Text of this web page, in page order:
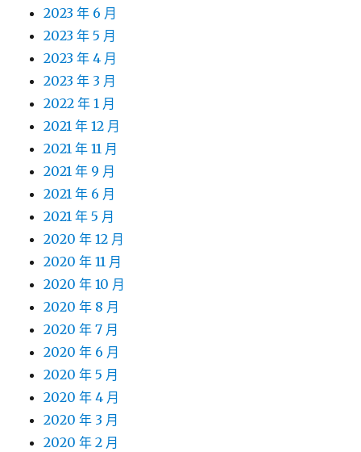
2023 年 6 月
2023 年 5 月
2023 年 4 月
2023 年 3 月
2022 年 1 月
2021 年 12 月
2021 年 11 月
2021 年 9 月
2021 年 6 月
2021 年 5 月
2020 年 12 月
2020 年 11 月
2020 年 10 月
2020 年 8 月
2020 年 7 月
2020 年 6 月
2020 年 5 月
2020 年 4 月
2020 年 3 月
2020 年 2 月